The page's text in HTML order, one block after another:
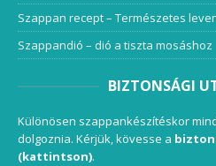
Szappan recept – Természetes
Szappandió – dió a tiszta mosáshoz
BIZTONSÁGI
Különösen szappankészítéskor
dolgoznia. Kérjük, kövesse a
(kattintson).